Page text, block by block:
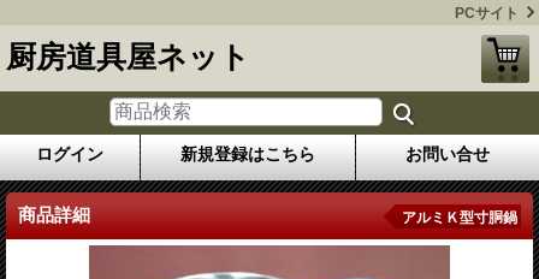
PCサイト
厨房道具屋ネット
ログイン 新規登録はこちら お問い合せ
商品詳細 アルミＫ型寸胴鍋